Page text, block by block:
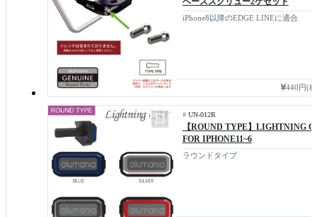
iPhone8以降のEDGE LINEに適合
440円(
# UN-012R
【ROUND TYPE】LIGHTNING
FOR IPHONE11~6
ラウンドタイプ